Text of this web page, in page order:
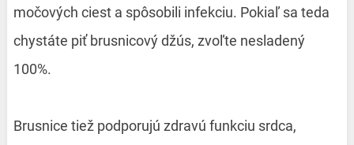
močových ciest a spôsobili infekciu. Pokiaľ sa teda
chystáte piť brusnicový džús, zvoľte nesladený
100%.
Brusnice tiež podporujú zdravú funkciu srdca,